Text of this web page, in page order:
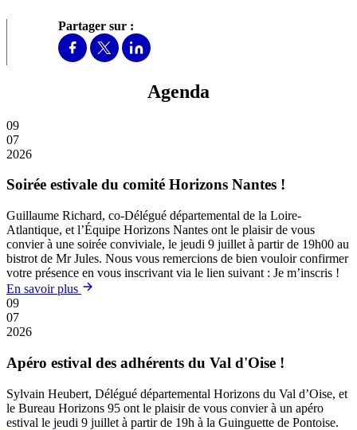
Partager sur :
Agenda
09
07
2026
Soirée estivale du comité Horizons Nantes !
Guillaume Richard, co-Délégué départemental de la Loire-
Atlantique, et l’Équipe Horizons Nantes ont le plaisir de vous
convier à une soirée conviviale, le jeudi 9 juillet à partir de 19h00 au
bistrot de Mr Jules. Nous vous remercions de bien vouloir confirmer
votre présence en vous inscrivant via le lien suivant : Je m’inscris !
En savoir plus
09
07
2026
Apéro estival des adhérents du Val d'Oise !
Sylvain Heubert, Délégué départemental Horizons du Val d’Oise, et
le Bureau Horizons 95 ont le plaisir de vous convier à un apéro
estival le jeudi 9 juillet à partir de 19h à la Guinguette de Pontoise.